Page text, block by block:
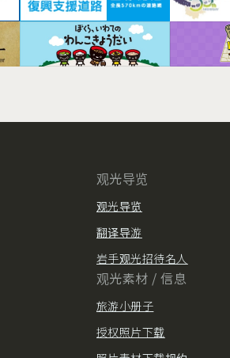
观光导览
观光导览
翻译导游
岩手观光招待名人
观光素材 / 信息
旅游小册子
授权照片下载